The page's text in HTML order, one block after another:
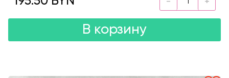
В корзину